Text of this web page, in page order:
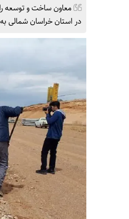
معاون ساخت و ‌توسعه
در استان خراسان شمالی به طول ۵۸ کیلومتر در صورت تامین اعتبار تا ۲ سال آینده به